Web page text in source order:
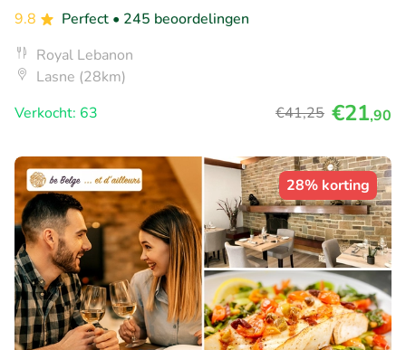
9.8
Perfect • 245 beoordelingen
Royal Lebanon
Lasne (28km)
Verkocht: 63
€41,25 €21,90
28% korting